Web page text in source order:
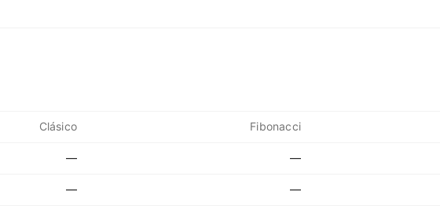
Clásico Fibonacci
— —
— —